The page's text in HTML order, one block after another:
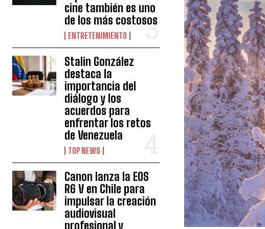
cine también es uno
de los más costosos
ENTRETENIMIENTO
Stalin González
destaca la
importancia del
diálogo y los
acuerdos para
enfrentar los retos
de Venezuela
TOP NEWS
Canon lanza la EOS
R6 V en Chile para
impulsar la creación
audiovisual
profesional y